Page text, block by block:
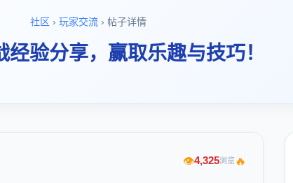
社区 › 玩家交流 › 帖子详情
经验分享，赢取乐趣与技巧！
👁4,325浏览🔥